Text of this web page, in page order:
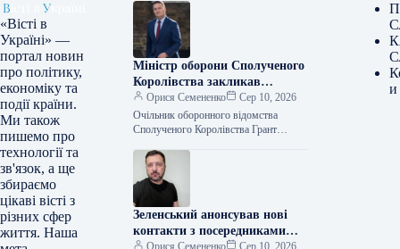
«Вісті в
Україні» —
портал новин
про політику,
економіку та
події країни.
Ми також
пишемо про
технології та
зв'язок, а ще
збираємо
цікаві вісті з
різних сфер
життя. Наша
Міністр оборони Сполученого
Королівства закликав
партнерів зміцнити
протиповітряну оборону
України перед настанням
Орися Семененко
Сер 10, 2026
Очільник оборонного відомства
Сполученого Королівства Грант
поставки ракет для систем
протиповітряної оборони України до
настання зимового…
Зеленський анонсував нові
контакти з посередниками
Орися Семененко Сер 10, 2026
и